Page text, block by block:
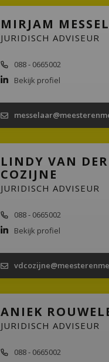
MIRJAM
JURIDISCH ADVISEUR
088 - 0665002
Bekijk profiel
LINDY VAN DER
COZIJNE
JURIDISCH ADVISEUR
088 - 0665002
Bekijk profiel
ANIEK
JURIDISCH ADVISEUR
088 - 0665002